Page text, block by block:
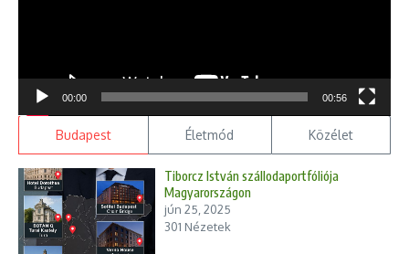
00:00 00:56
Budapest Életmód Közélet
Tiborcz István szállodaportfóliója
Magyarországon
jún 25, 2025
301 Nézetek